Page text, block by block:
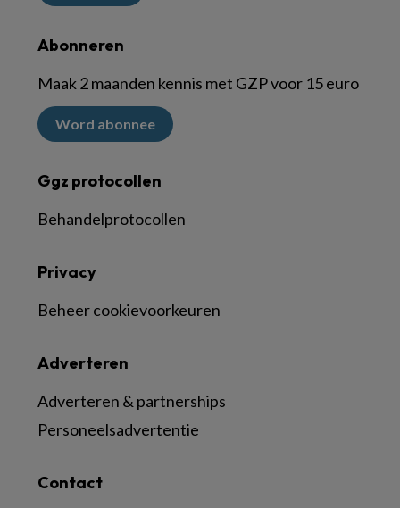
Abonneren
Maak 2 maanden kennis met GZP voor 15 euro
Word abonnee
Ggz protocollen
Behandelprotocollen
Contact
Adverteren
Adverteren & partnerships
Personeelsadvertentie
Privacy
Beheer cookievoorkeuren